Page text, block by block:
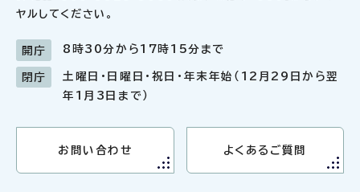
ヤルしてください。
開庁 8時30分から17時15分まで
閉庁
土曜日・日曜日・祝日・年末年始（12月29日から翌
年1月3日まで）
お問い合わせ よくあるご質問